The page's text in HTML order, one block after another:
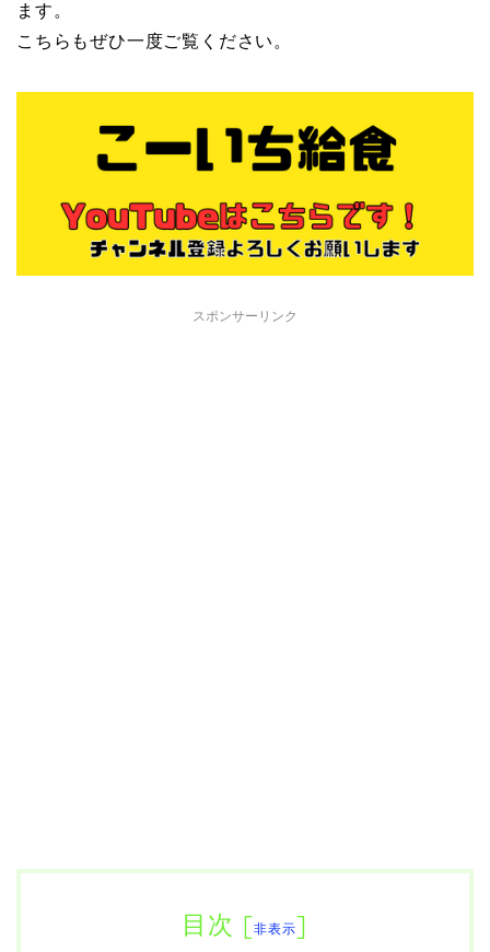
ます。
こちらもぜひ一度ご覧ください。
スポンサーリンク
目次 [非表示]